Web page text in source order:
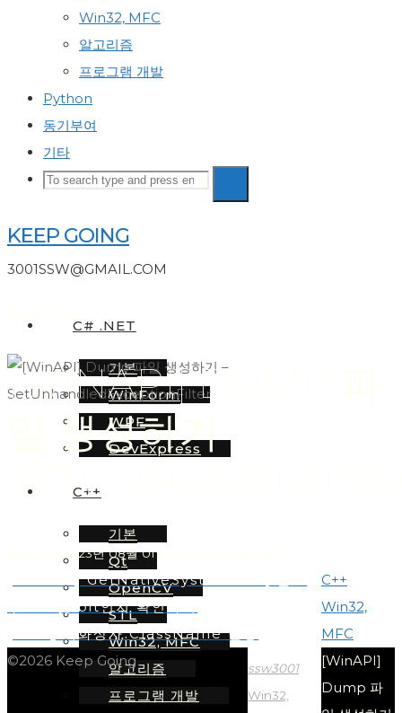
Win32, MFC
알고리즘
프로그램 개발
Python
동기부여
기타
Search
Search
KEEP GOING
3001SSW@GMAIL.COM
C# .NET
기본
WinForm
WPF
DevExpress
C++
기본
Qt
OpenCV
STL
Win32, MFC
알고리즘
프로그램 개발
[WINAPI] DUMP 파
일 생성하기 –
2023년 08월 01일
Home
C++
Win32,
MFC
[WinAPI]
Dump 파
[WinAPI] GetNativeSystemInfo, 윈도
우 OS 몇 bit인지 확인하기
[MFC] 대화상자 ClassName 변경
ssw3001
Win32,
©2026 Keep Going